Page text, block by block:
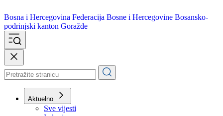
Bosna i Hercegovina
podrinjski kanton Goražde